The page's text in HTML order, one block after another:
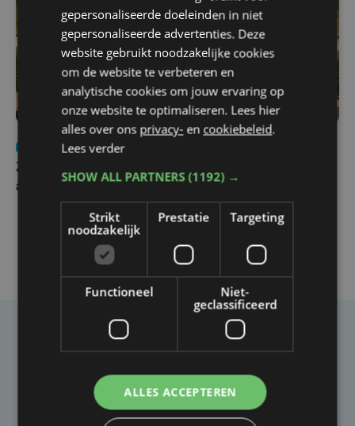
Nieuws Update
Zwaar ongeval op E403 in Izegem: drie rijstroken
afgesloten
Taalfout opgemerkt?
artikel?
gepersonaliseerde doeleinden in niet
gepersonaliseerde advertenties. Deze
website gebruikt noodzakelijke cookies
om de website te verbeteren en
analytische cookies om jouw ervaring op
onze website te optimaliseren. Lees hier
alles over ons privacy- en cookiebeleid.
Lees verder
SHOW ALL PARTNERS(1192) →
Strikt
noodzakelijk
Prestatie Targeting
Functioneel
Niet-
geclassificeerd
ALLES ACCEPTEREN